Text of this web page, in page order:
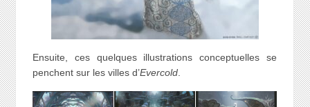
Ensuite, ces quelques illustrations conceptuelles se
penchent sur les villes d’Evercold.